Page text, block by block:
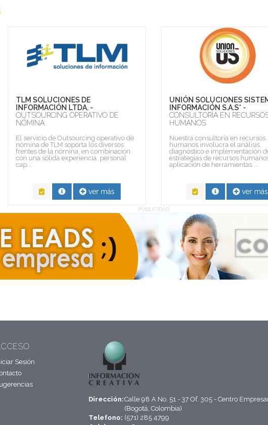
TLM SOLUCIONES DE
INFORMACIÓN LTDA. -
OUTSOURCING OPERATIVO DE
NÓMINA
El servicio de Outsourcing operativo de
nómina de TLM soporta los diversos
frentes de la nómina, en combinación
con una sólida experiencia, personal
cap...
ver más
UNIÓN SOLUCIONES
INFORMACIÓN S.A.S* -
CONSULTORÍA EN
HUMANOS
Nuestra consultoría en recursos
humanos involucra el análisis,
diagnóstico e implementación
estrategias de recursos
aplicación de herramientas ...
ver más
PUBLICIDAD
Sesión
Dirección:Calle 98 A No. 51 - 37 Of. 305 - Centro
(Bogotá, Colombia)
Telefono: (571) 285 4799